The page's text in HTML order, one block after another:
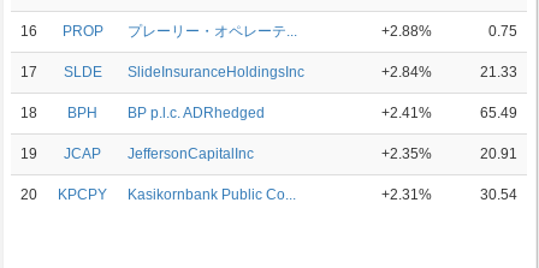
16 PROP プレーリー・オペレーテ... +2.88% 0.75
17 SLDE SlideInsuranceHoldingsInc +2.84% 21.33
18 BPH BP p.l.c. ADRhedged +2.41% 65.49
19 JCAP JeffersonCapitalInc +2.35% 20.91
20 KPCPY Kasikornbank Public Co... +2.31% 30.54